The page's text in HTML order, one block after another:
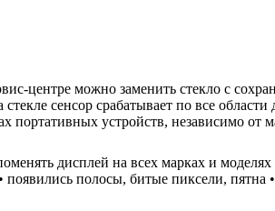
центре можно заменить стекло с
сенсор срабатывает по все
портативных устройств, независимо от
дисплей на всех марках и
появились полосы, битые пиксели, пятна